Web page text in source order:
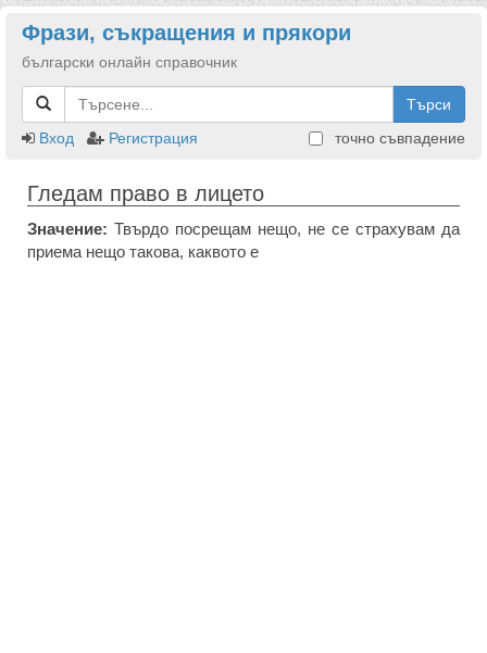
Фрази, съкращения и прякори
български онлайн справочник
Търси
Вход
Регистрация точно съвпадение
Гледам право в лицето
Значение: Твърдо посрещам нещо, не се страхувам да
приема нещо такова, каквото е